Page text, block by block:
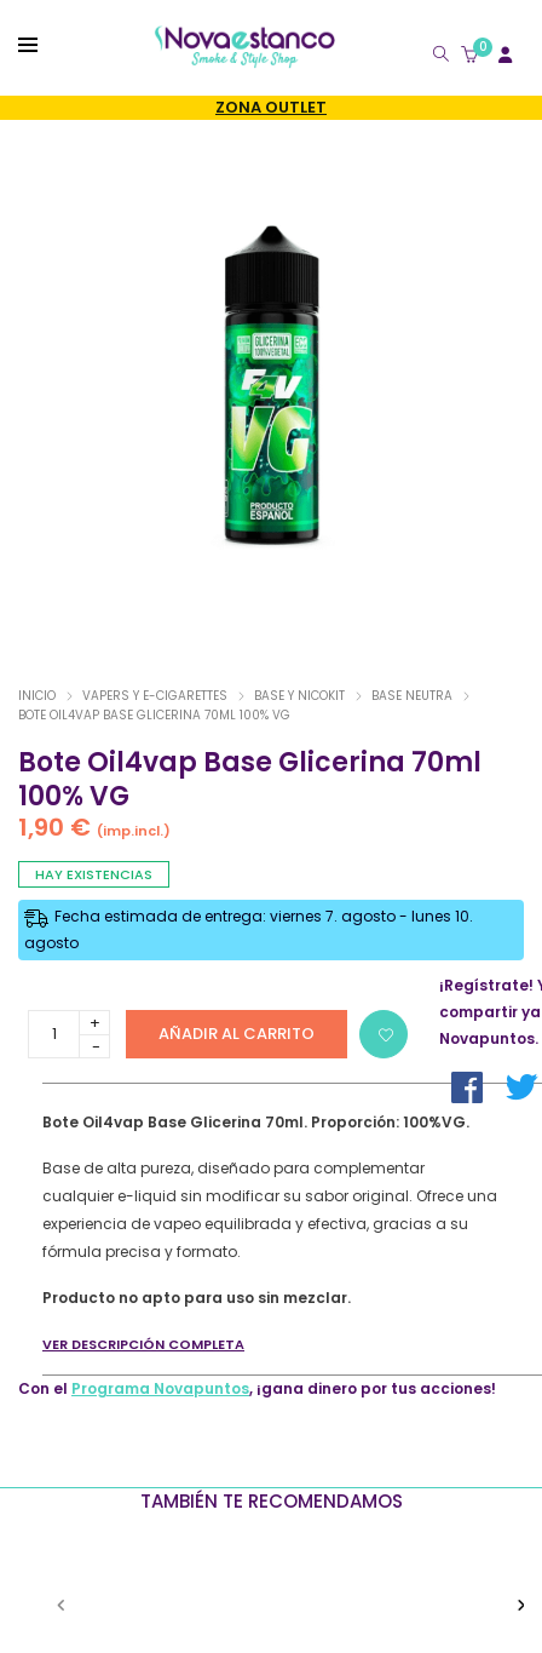
0
ZONA OUTLET
INICIO VAPERS Y E-CIGARETTES BASE Y NICOKIT
BASE NEUTRA
BOTE OIL4VAP BASE GLICERINA 70ML 100% VG
Bote Oil4vap Base Glicerina 70ml
100% VG
1,90 € (imp.incl.)
HAY EXISTENCIAS
Fecha estimada de entrega: viernes 7. agosto - lunes 10.
agosto
Oil4vap
70ml
VG
quantity
AÑADIR AL CARRITO
Bote Oil4vap Base Glicerina 70ml. Proporción: 100%VG.
Base de alta pureza, diseñado para complementar
cualquier e-liquid sin modificar su sabor original. Ofrece una
experiencia de vapeo equilibrada y efectiva, gracias a su
fórmula precisa y formato.
Producto no apto para uso sin mezclar.
VER DESCRIPCIÓN COMPLETA
¡Regístrate!
compartir
Novapuntos.
Con el Programa Novapuntos, ¡gana dinero por tus acciones!
TAMBIÉN TE RECOMENDAMOS